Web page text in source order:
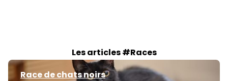
Les articles #Races
Race de chats noirs